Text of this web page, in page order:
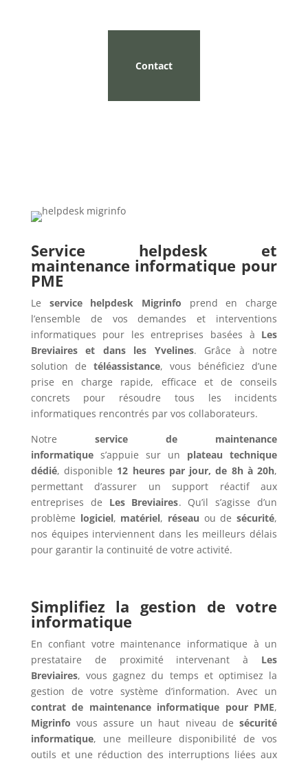
Contact
Service helpdesk et
maintenance informatique pour
PME
Le service helpdesk Migrinfo prend en charge
l’ensemble de vos demandes et interventions
informatiques pour les entreprises basées à Les
Breviaires et dans les Yvelines. Grâce à notre
solution de téléassistance, vous bénéficiez d’une
prise en charge rapide, efficace et de conseils
concrets pour résoudre tous les incidents
informatiques rencontrés par vos collaborateurs.
Notre service de maintenance
informatiques’appuie sur un plateau technique
dédié, disponible 12 heures par jour, de 8h à 20h,
permettant d’assurer un support réactif aux
entreprises de Les Breviaires. Qu’il s’agisse d’un
problème logiciel, matériel, réseau ou desécurité,
nos équipes interviennent dans les meilleurs délais
pour garantir la continuité de votre activité.
Simplifiez la gestion de votre
informatique
En confiant votre maintenance informatique à un
prestataire de proximité intervenant à Les
Breviaires, vous gagnez du temps et optimisez la
gestion de votre système d’information. Avec un
contrat de maintenance informatique pour PME,
Migrinfo vous assure un haut niveau desécurité
informatique, une meilleure disponibilité de vos
outils et une réduction des interruptions liées aux